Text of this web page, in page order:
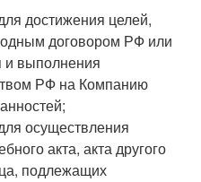
достижения целей,
договором РФ или
и выполнения
РФ на Компанию
осуществления
акта, акта другого
подлежащих